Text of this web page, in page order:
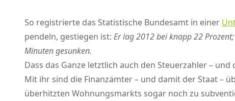
So registrierte das Statistische Bundesamt in einer
pendeln, gestiegen ist: Er lag 2012 bei knapp 22
Minuten gesunken.
Dass das Ganze letztlich auch den Steuerzahler –
Mit ihr sind die Finanzämter – und damit der Staat –
überhitzten Wohnungsmarkts sogar noch zu